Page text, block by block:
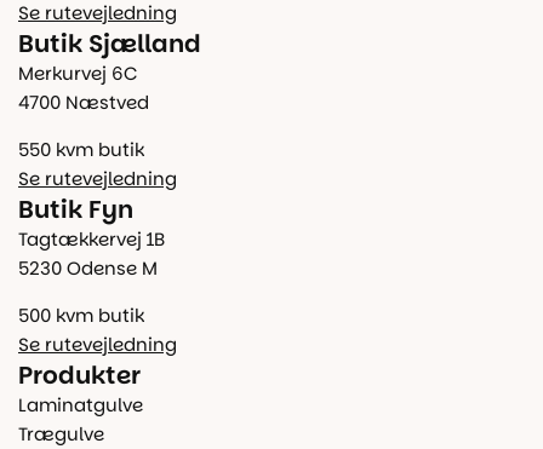
Se rutevejledning
Butik Sjælland
Merkurvej 6C
4700 Næstved
550 kvm butik
Se rutevejledning
Butik Fyn
Tagtækkervej 1B
5230 Odense M
500 kvm butik
Se rutevejledning
Produkter
Laminatgulve
Trægulve